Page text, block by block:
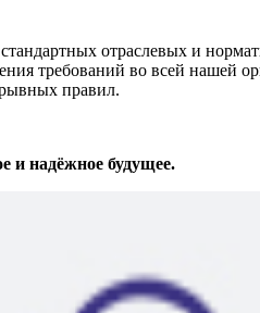
отраслевых и
требований во всей нашей
правил.
и надёжное будущее.